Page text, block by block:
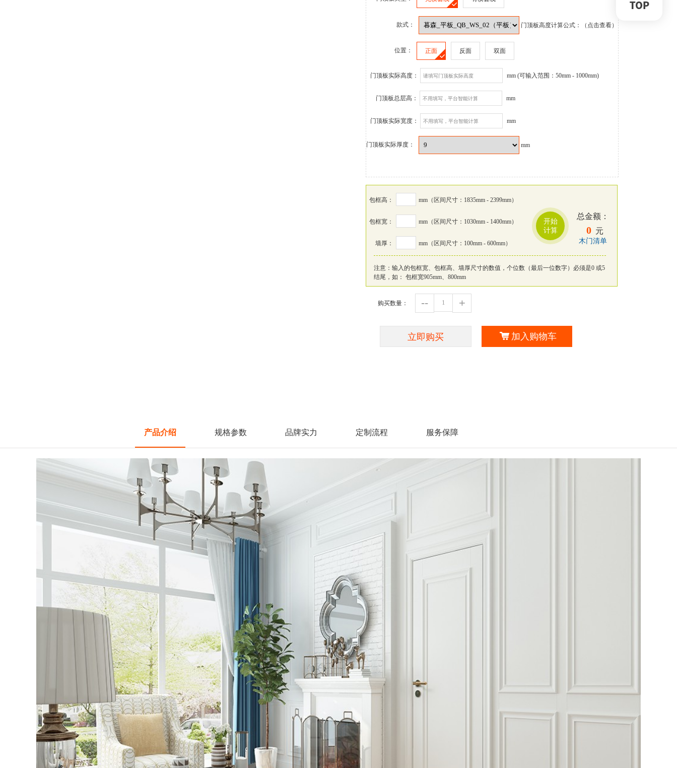
款式： 门顶板高度计算公式：（点击查看）
位置： 正面 反面 双面
门顶板实际高度： mm (可输入范围：50mm - 1000mm)
门顶板总层高： mm
门顶板实际宽度： mm
门顶板实际厚度： mm
包框高： mm （区间尺寸：1835mm - 2399mm）
包框宽： mm （区间尺寸：1030mm - 1400mm）
墙厚： mm （区间尺寸：100mm - 600mm）
开始
计算
总金额：
0 元
木门清单
注意：输入的包框宽、包框高、墙厚尺寸的数值，个位数（最后一位数字）必须是0 或5
结尾，如： 包框宽905mm、800mm
购买数量： -- +
立即购买 加入购物车
产品介绍 规格参数 品牌实力 定制流程 服务保障